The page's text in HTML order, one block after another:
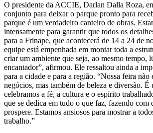
O presidente da ACCIE, Darlan Dalla Roza,
conjunto para deixar o parque pronto para
parque é um verdadeiro canteiro de obras.
intensamente para garantir que todos os
para a Frinape, que acontecerá de 14 a 24 de
equipe está empenhada em montar toda a
criar um ambiente que seja, ao mesmo tempo,
encantador”, afirmou. Ele ressaltou ainda a
para a cidade e para a região. “Nossa feira não
negócios, mas também de beleza e diversão.
celebramos a fé, a cultura e o espírito
que se dedica em tudo o que faz, fazendo com
prospere. Estamos ansiosos para mostrar a
trabalho.”